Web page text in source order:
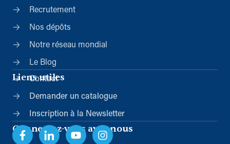
Recrutement
Nos dépôts
Notre réseau mondial
Le Blog
Liens utiles
Contact
Demander un catalogue
Inscription à la Newsletter
Connectez-vous avec nous